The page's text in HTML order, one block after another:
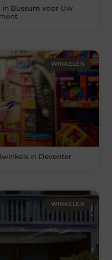
Bussum voor Uw
WINKELEN
in Deventer
WINKELEN